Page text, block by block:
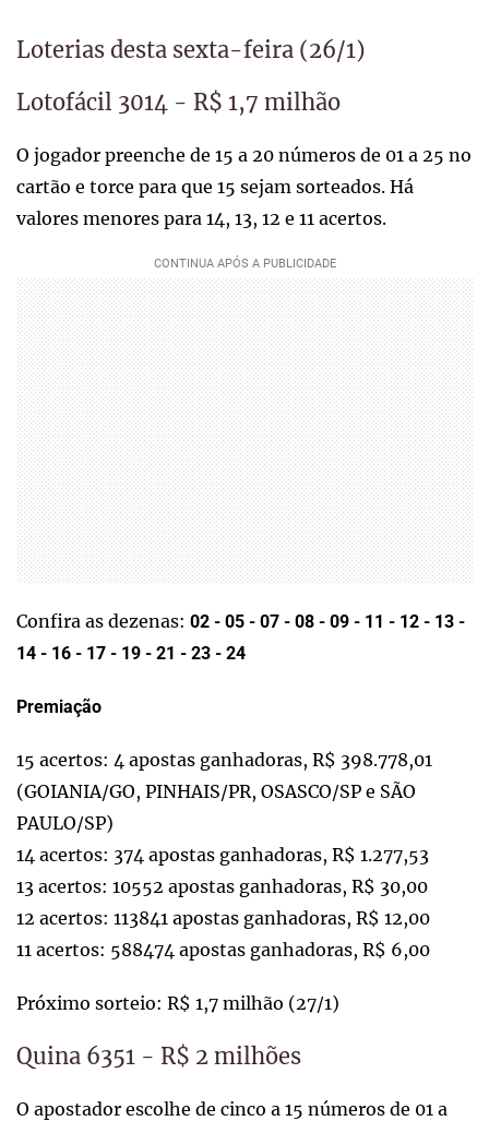
Loterias desta sexta-feira (26/1)
Lotofácil 3014 - R$ 1,7 milhão
O jogador preenche de 15 a 20 números de 01 a 25 no
cartão e torce para que 15 sejam sorteados. Há
valores menores para 14, 13, 12 e 11 acertos.
Confira as dezenas: 02 - 05 - 07 - 08 - 09 - 11 - 12 - 13 -
14 - 16 - 17 - 19 - 21 - 23 - 24
Premiação
15 acertos: 4 apostas ganhadoras, R$ 398.778,01
(GOIANIA/GO, PINHAIS/PR, OSASCO/SP e SÃO
PAULO/SP)
14 acertos: 374 apostas ganhadoras, R$ 1.277,53
13 acertos: 10552 apostas ganhadoras, R$ 30,00
12 acertos: 113841 apostas ganhadoras, R$ 12,00
11 acertos: 588474 apostas ganhadoras, R$ 6,00
Próximo sorteio: R$ 1,7 milhão (27/1)
Quina 6351 - R$ 2 milhões
O apostador escolhe de cinco a 15 números de 01 a